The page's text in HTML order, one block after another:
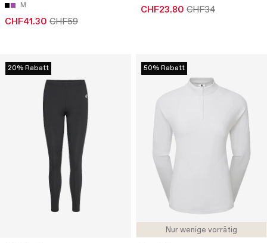
M
CHF41.30 CHF59
CHF23.80 CHF34
20% Rabatt
Nur wenige vorrätig
50% Rabatt